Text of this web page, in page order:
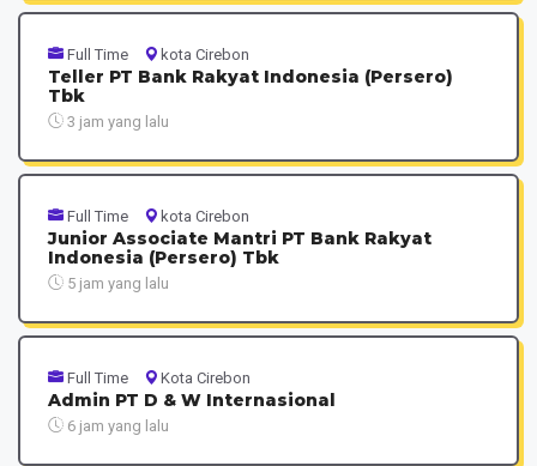
Full Time kota Cirebon
Teller PT Bank Rakyat Indonesia (Persero)
Tbk
3 jam yang lalu
Full Time kota Cirebon
Junior Associate Mantri PT Bank Rakyat
Indonesia (Persero) Tbk
5 jam yang lalu
Full Time Kota Cirebon
Admin PT D & W Internasional
6 jam yang lalu